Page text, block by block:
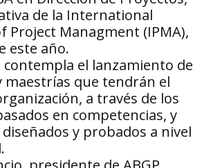
de la International
Project Managment (IPMA),
este año.
contempla el lanzamiento de
maestrías que tendrán el
a través de los
en competencias, y
y probados a nivel